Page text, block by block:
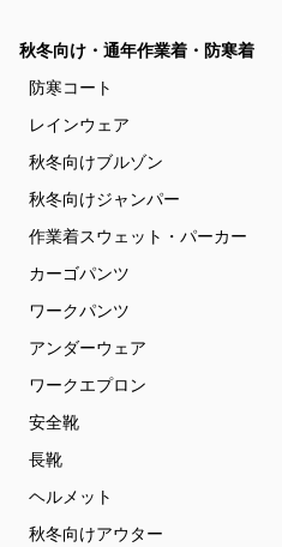
秋冬向け・通年作業着・防寒着
防寒コート
レインウェア
秋冬向けブルゾン
秋冬向けジャンパー
作業着スウェット・パーカー
カーゴパンツ
ワークパンツ
アンダーウェア
ワークエプロン
安全靴
長靴
ヘルメット
秋冬向けアウター